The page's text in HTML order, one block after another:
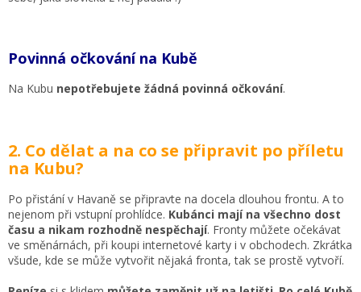
Povinná očkování na Kubě
Na Kubu nepotřebujete žádná povinná očkování.
2. Co dělat a na co se připravit po příletu
na Kubu?
Po přistání v Havaně se připravte na docela dlouhou frontu. A to
nejenom při vstupní prohlídce. Kubánci mají na všechno dost
času a nikam rozhodně nespěchají. Fronty můžete očekávat
ve směnárnách, při koupi internetové karty i v obchodech. Zkrátka
všude, kde se může vytvořit nějaká fronta, tak se prostě vytvoří.